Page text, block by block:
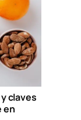
claves
en